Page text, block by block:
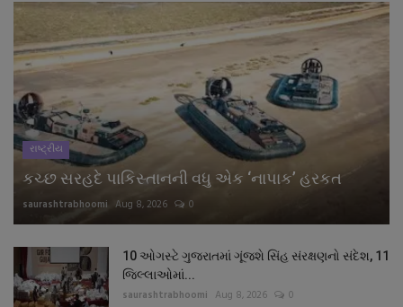
રાષ્ટ્રીય
કચ્છ સરહદે પાકિસ્તાનની વધુ એક ‘નાપાક’ હરકત
saurashtrabhoomi Aug 8, 2026 0
10 ઓગસ્ટે ગુજરાતમાં ગૂંજશે સિંહ સંરક્ષણનો સંદેશ, 11
જિલ્લાઓમાં...
saurashtrabhoomi Aug 8, 2026 0